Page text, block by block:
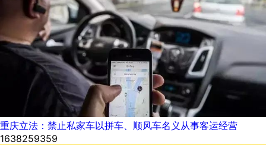
重庆立法：禁止私家车以拼车、顺风车名义从事客运经营
1638259359